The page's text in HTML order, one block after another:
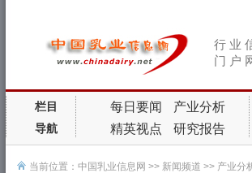
行 业
门 户
栏目
导航
每日要闻
产业分析
精英视点
研究报告
当前位置： 中国乳业信息网 >> 新闻频道 >> 产业分